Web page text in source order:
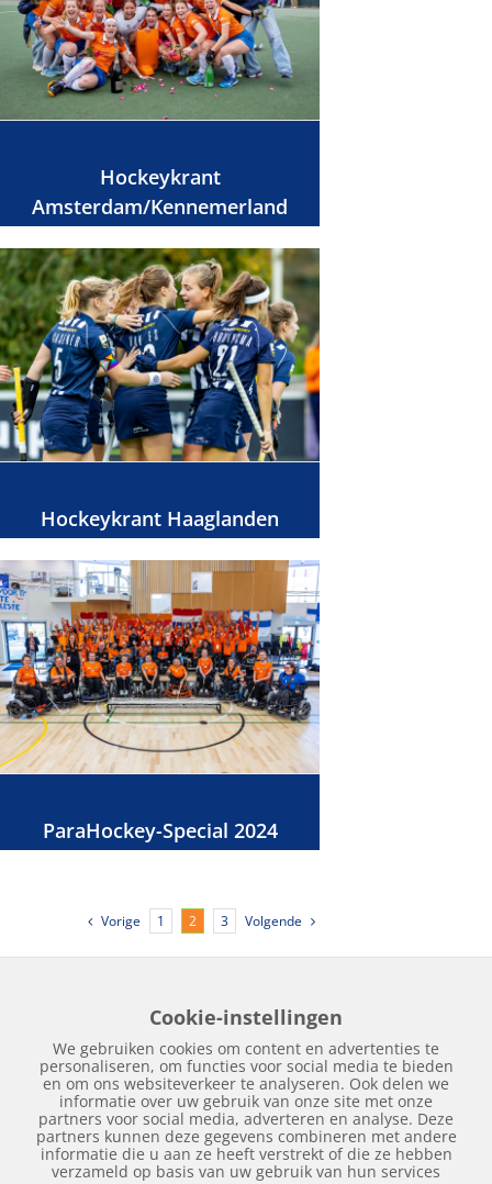
Hockeykrant
Amsterdam/Kennemerland
Hockeykrant Haaglanden
ParaHockey-Special 2024
Vorige 1 2 3 Volgende
Over Hockeykrant Adverteren
Nieuws
Archief
Cookie-instellingen
We gebruiken cookies om content en advertenties te
personaliseren, om functies voor social media te bieden
en om ons websiteverkeer te analyseren. Ook delen we
informatie over uw gebruik van onze site met onze
partners voor social media, adverteren en analyse. Deze
partners kunnen deze gegevens combineren met andere
informatie die u aan ze heeft verstrekt of die ze hebben
verzameld op basis van uw gebruik van hun services